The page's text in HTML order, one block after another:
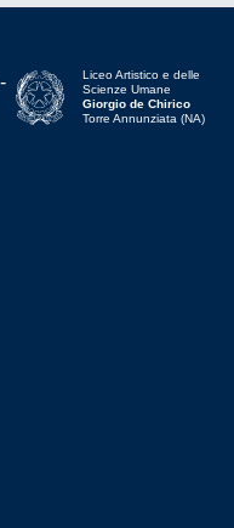
Liceo Artistico e delle
Scienze Umane
Giorgio de Chirico
Torre Annunziata (NA)